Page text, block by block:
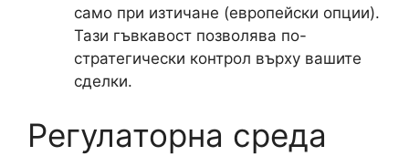
само при изтичане (европейски опции).
Тази гъвкавост позволява по-
стратегически контрол върху вашите
сделки.
Регулаторна среда